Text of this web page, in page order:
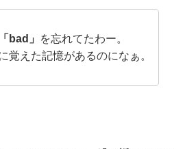
「bad」
を忘れてたわー。
覚えた記憶があるのになぁ。